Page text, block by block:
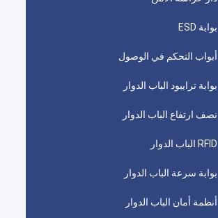
بوابة ESD
أبواب التحكم في الوصول
بوابة ترايبود الباب الدوار
نصف ارتفاع الباب الدوار
RFID الباب الدوار
بوابة سرعة الباب الدوار
أنظمة أمان الباب الدوار